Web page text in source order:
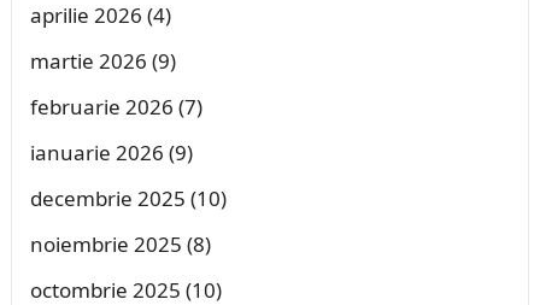
aprilie 2026 (4)
martie 2026 (9)
februarie 2026 (7)
ianuarie 2026 (9)
decembrie 2025 (10)
noiembrie 2025 (8)
octombrie 2025 (10)